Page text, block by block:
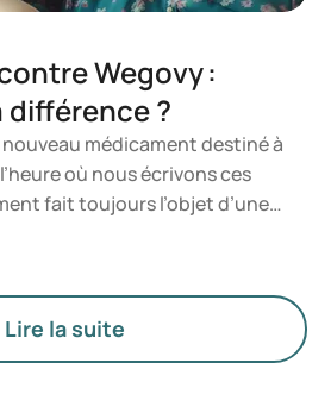
différences ainsi que
Wegovy :
différence ?
médicament destiné à
où nous écrivons ces
fait toujours l’objet d’une
danoise Novo Nordisk et n’est
Wegovy ? Ces
tous deux conçus pour
poids, mais leurs effets
Lire la suite